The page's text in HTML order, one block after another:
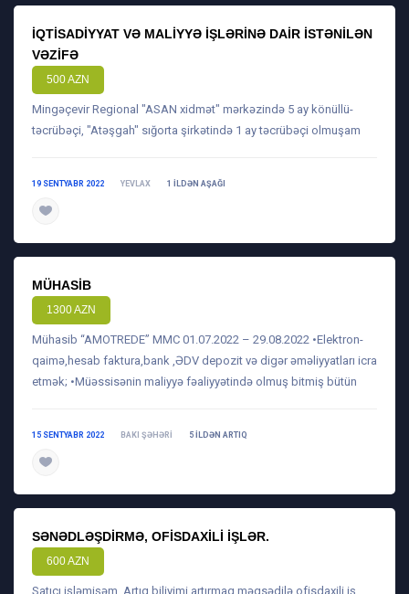
İQTISADIYYAT VƏ MALIYYƏ IŞLƏRINƏ DAIR ISTƏNILƏN
VƏZIFƏ
500 AZN
Mingəçevir Regional "ASAN xidmət" mərkəzində 5 ay könüllü-
təcrübəçi, "Atəşgah" sığorta şirkətində 1 ay təcrübəçi olmuşam
19 SENTYABR 2022 YEVLAX 1 ILDƏN AŞAĞI
MÜHASIB
1300 AZN
Mühasib “AMOTREDE” MMC 01.07.2022 – 29.08.2022 •Elektron-
qaimə,hesab faktura,bank ,ƏDV depozit və digər əməliyyatları icra
etmək; •Müəssisənin maliyyə fəaliyyətində olmuş bitmiş bütün
15 SENTYABR 2022 BAKI ŞƏHƏRI 5 ILDƏN ARTIQ
SƏNƏDLƏŞDIRMƏ, OFISDAXILI IŞLƏR.
600 AZN
Satıcı işləmişəm. Artıq biliyimi artırmaq məqsədilə ofisdaxili iş